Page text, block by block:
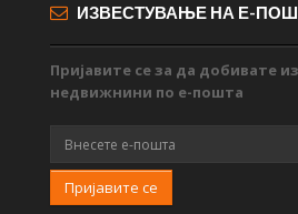
ИЗВЕСТУВАЊЕ НА Е-
Пријавите се за да добивате
недвижнини по е-пошта
Пријавите се